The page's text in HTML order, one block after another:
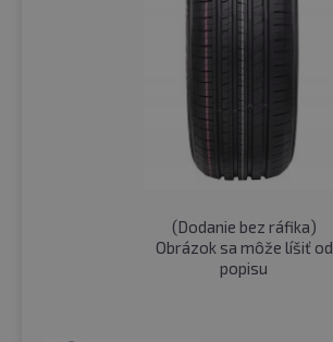
(Dodanie bez ráfika)
Obrázok sa môže líšiť od
popisu